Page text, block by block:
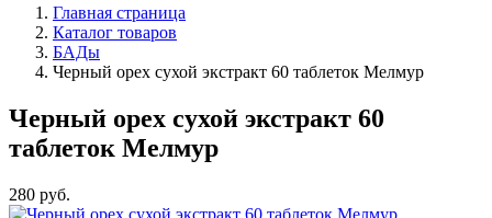
Главная страница
Каталог товаров
БАДы
Черный орех сухой экстракт 60 таблеток Мелмур
Черный орех сухой экстракт 60
таблеток Мелмур
280 руб.